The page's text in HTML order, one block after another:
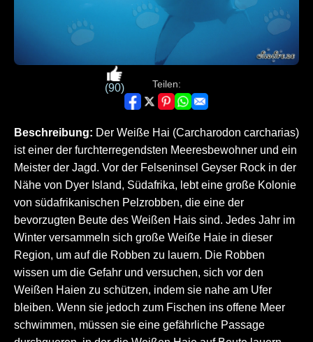
(90) Teilen:
Beschreibung: Der Weiße Hai (Carcharodon carcharias)
ist einer der furchterregendsten Meeresbewohner und ein
Meister der Jagd. Vor der Felseninsel Geyser Rock in der
Nähe von Dyer Island, Südafrika, lebt eine große Kolonie
von südafrikanischen Pelzrobben, die eine der
bevorzugten Beute des Weißen Hais sind. Jedes Jahr im
Winter versammeln sich große Weiße Haie in dieser
Region, um auf die Robben zu lauern. Die Robben
wissen um die Gefahr und versuchen, sich vor den
Weißen Haien zu schützen, indem sie nahe am Ufer
bleiben. Wenn sie jedoch zum Fischen ins offene Meer
schwimmen, müssen sie eine gefährliche Passage